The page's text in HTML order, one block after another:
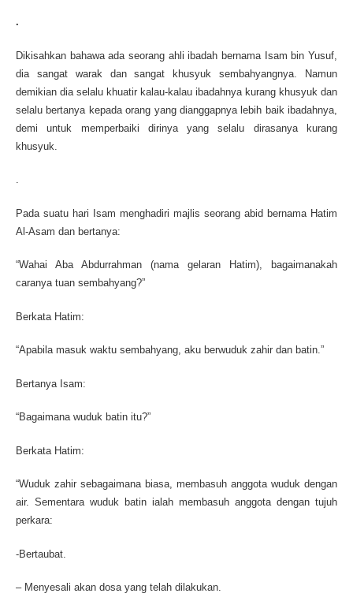
.
Dikisahkan bahawa ada seorang ahli ibadah bernama Isam bin Yusuf,
dia sangat warak dan sangat khusyuk sembahyangnya. Namun
demikian dia selalu khuatir kalau-kalau ibadahnya kurang khusyuk dan
selalu bertanya kepada orang yang dianggapnya lebih baik ibadahnya,
demi untuk memperbaiki dirinya yang selalu dirasanya kurang
khusyuk.
.
Pada suatu hari Isam menghadiri majlis seorang abid bernama Hatim
Al-Asam dan bertanya:
“Wahai Aba Abdurrahman (nama gelaran Hatim), bagaimanakah
caranya tuan sembahyang?”
Berkata Hatim:
“Apabila masuk waktu sembahyang, aku berwuduk zahir dan batin.”
Bertanya Isam:
“Bagaimana wuduk batin itu?”
Berkata Hatim:
“Wuduk zahir sebagaimana biasa, membasuh anggota wuduk dengan
air. Sementara wuduk batin ialah membasuh anggota dengan tujuh
perkara:
-Bertaubat.
– Menyesali akan dosa yang telah dilakukan.